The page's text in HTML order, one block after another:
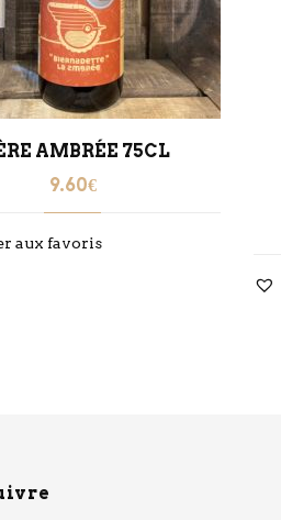
AMBRÉE 75CL
9.60€
aux favoris